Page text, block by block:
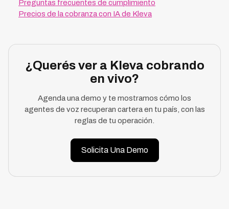
Preguntas frecuentes de cumplimiento
Precios de la cobranza con IA de Kleva
¿Querés ver a Kleva cobrando
en vivo?
Agenda una demo y te mostramos cómo los
agentes de voz recuperan cartera en tu país, con las
reglas de tu operación.
Solicita Una Demo